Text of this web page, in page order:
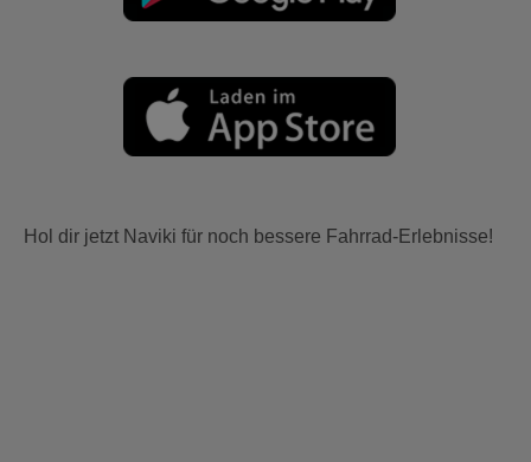
Hol dir jetzt Naviki für noch bessere Fahrrad-Erlebnisse!